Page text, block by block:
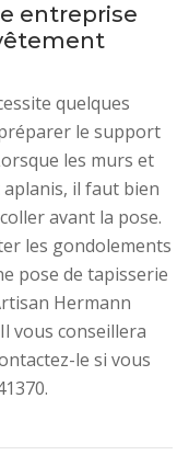
entreprise
quelques
le support
les murs et
il faut bien
avant la pose.
les gondolements
pose de tapisserie
Hermann
vous conseillera
le si vous